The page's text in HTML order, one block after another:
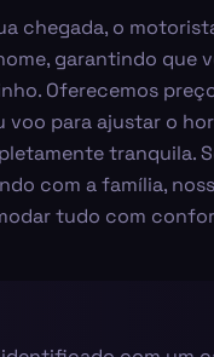
chegada, o
garantindo que
Oferecemos
voo para ajustar o
tranquila.
com a família,
tudo com